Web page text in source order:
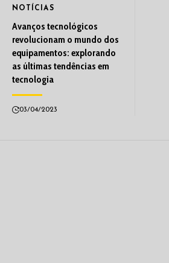
NOTÍCIAS
Avanços tecnológicos
revolucionam o mundo dos
equipamentos: explorando
as últimas tendências em
tecnologia
03/04/2023